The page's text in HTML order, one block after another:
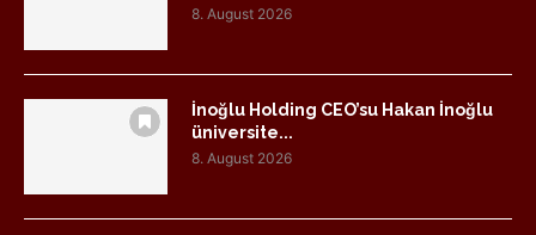
8. August 2026
İnoğlu Holding CEO’su Hakan İnoğlu
üniversite...
8. August 2026